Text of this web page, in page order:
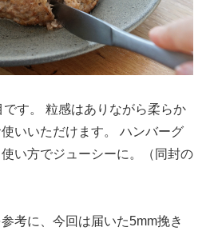
す。 粒感はありながら柔らか
いいただけます。 ハンバーグ
い方でジューシーに。（同封の
考に、今回は届いた5mm挽き